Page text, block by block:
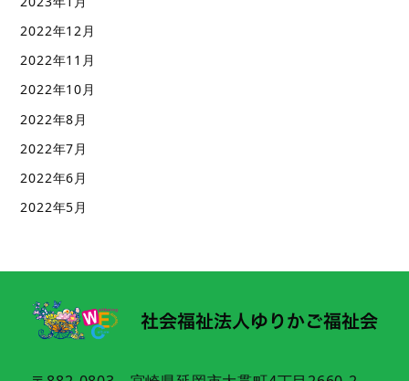
2022年12月
2022年11月
2022年10月
2022年8月
2022年7月
2022年6月
2022年5月